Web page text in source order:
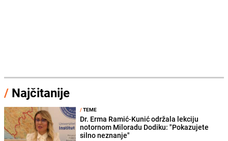
/ Najčitanije
/TEME
Dr. Erma Ramić-Kunić održala lekciju
notornom Miloradu Dodiku: "Pokazujete
silno neznanje"